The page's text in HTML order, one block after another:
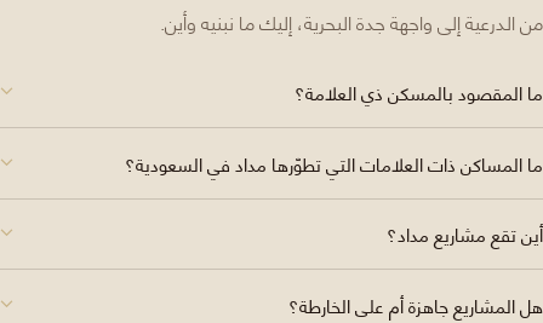
من الدرعية إلى واجهة جدة البحرية، إليك ما نبنيه وأين.
ما المقصود بالمسكن ذي العلامة؟
ما المساكن ذات العلامات التي تطوّرها مداد في السعودية؟
أين تقع مشاريع مداد؟
هل المشاريع جاهزة أم على الخارطة؟